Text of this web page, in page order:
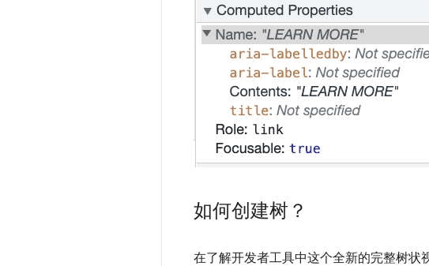
如何创建树？
在了解开发者工具中这个全新的完整树